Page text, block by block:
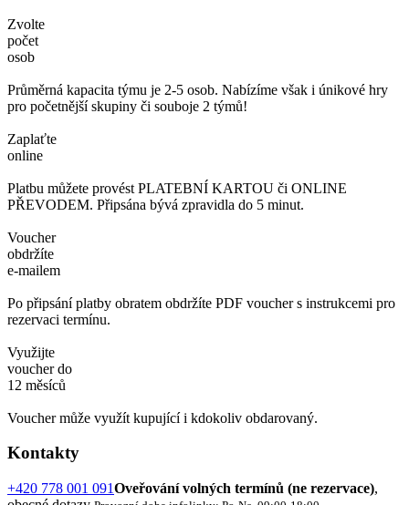
Zvolte
počet
osob
Průměrná kapacita týmu je 2-5 osob. Nabízíme však i únikové hry
pro početnější skupiny či souboje 2 týmů!
Zaplaťte
online
Platbu můžete provést PLATEBNÍ KARTOU či ONLINE
PŘEVODEM. Připsána bývá zpravidla do 5 minut.
Voucher
obdržíte
e-mailem
Po připsání platby obratem obdržíte PDF voucher s instrukcemi pro
rezervaci termínu.
Využijte
voucher do
12 měsíců
Voucher může využít kupující i kdokoliv obdarovaný.
Kontakty
+420 778 001 091Oveřování volných termínů (ne rezervace),